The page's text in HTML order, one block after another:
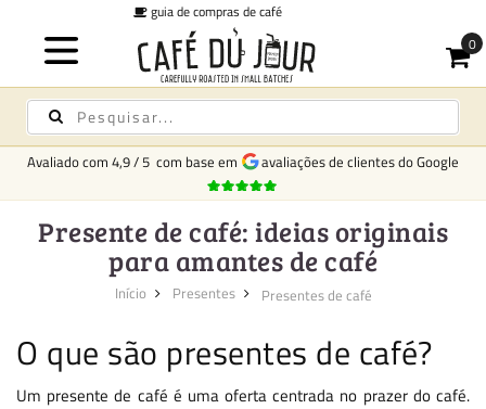
taxa fixa de entrega
Avaliado com 4,9/5 com base em avaliações de clientes do Google
Presente de café: ideias originais
para amantes de café
Início Presentes Presentes de café
O que são presentes de café?
Um presente de café é uma oferta centrada no prazer do café.